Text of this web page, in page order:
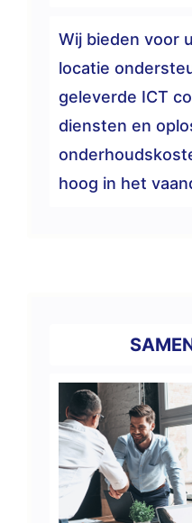
Wij bieden voor
locatie
geleverde ICT
diensten en
hoog in het